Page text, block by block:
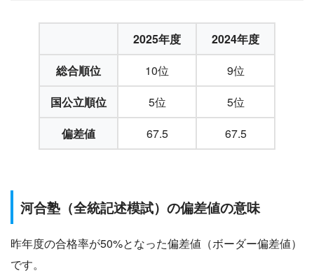
2025年度
2024年度
総合順位
10位
9位
国公立順位
5位
5位
偏差値
67.5 67.5
河合塾（全統記述模試）の偏差値の意味
昨年度の合格率が50%となった偏差値（ボーダー偏差値）
です。